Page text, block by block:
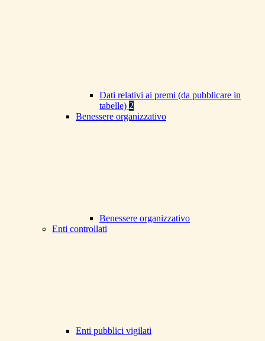
Dati relativi ai premi (da pubblicare in
tabelle) 2
Benessere organizzativo
Benessere organizzativo
Enti controllati
Enti pubblici vigilati